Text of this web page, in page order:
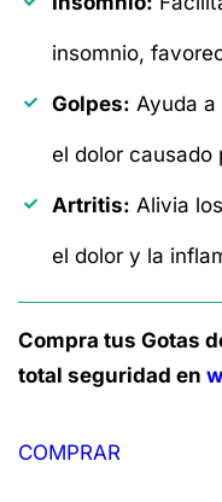
insomnio,
Golpes: Ayuda
el dolor causado
Artritis: Alivia
el dolor y la
Compra tus Gotas
total seguridad en
COMPRAR